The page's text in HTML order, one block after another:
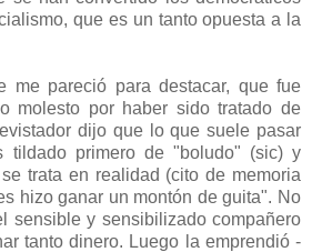
que es un tanto opuesta a la
me pareció para destacar, que fue
molesto por haber sido tratado de
dijo que lo que suele pasar
tildado primero de "boludo" (sic) y
trata en realidad (cito de memoria
hizo ganar un montón de guita". No
sensible y sensibilizado compañero
tanto dinero. Luego la emprendió -